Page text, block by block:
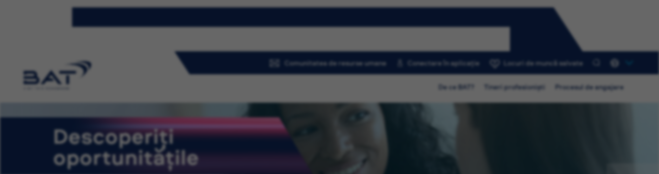
Comunitatea de resurse umane Conectare în aplicație Locuri de muncă salvate
De ce BAT? Tineri profesioniști Procesul de angajare
Descoperiți
oportunitățile